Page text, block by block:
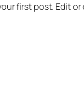
first post. Edit